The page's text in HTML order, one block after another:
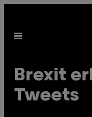
content
Open
Brexit
Tweets